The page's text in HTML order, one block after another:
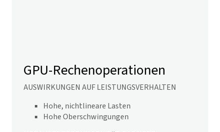
GPU-Rechenoperationen
AUSWIRKUNGEN AUF LEISTUNGSVERHALTEN
Hohe, nichtlineare Lasten
Hohe Oberschwingungen